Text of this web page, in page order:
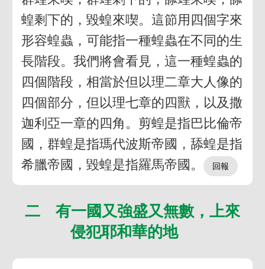
蝗剩下的，毀蝗來喫。這節用四個字來
形容蝗蟲，可能指一種蝗蟲在不同的生
長階段。我們將會看見，這一種蝗蟲的
四個階段，相當於但以理二章大人像的
四個部分，但以理七章的四獸，以及撒
迦利亞一章的四角。剪蝗是指巴比倫帝
國，群蝗是指瑪代波斯帝國，舔蝗是指
希臘帝國，毀蝗是指羅馬帝國。
二 有一國又強盛又無數，上來
侵犯耶和華的地